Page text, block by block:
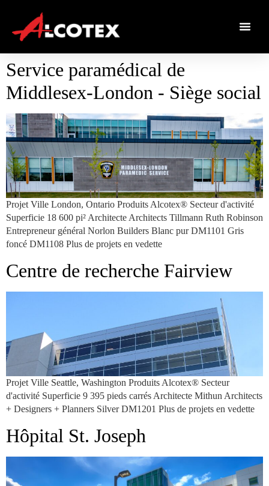
Service paramédical de
Middlesex-London - Siège social
Projet Ville London, Ontario Produits Alcotex® Secteur d'activité
Superficie 18 600 pi² Architecte Architects Tillmann Ruth Robinson
Entrepreneur général Norlon Builders Blanc pur DM1101 Gris
foncé DM1108 Plus de projets en vedette
Centre de recherche Fairview
Projet Ville Seattle, Washington Produits Alcotex® Secteur
d'activité Superficie 9 395 pieds carrés Architecte Mithun Architects
+ Designers + Planners Silver DM1201 Plus de projets en vedette
Hôpital St. Joseph